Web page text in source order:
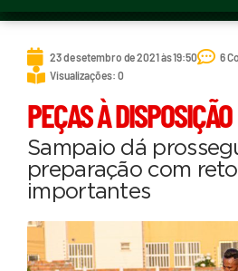
23 de setembro de 2021 às 19:50
6
Visualizações: 0
PEÇAS À DISPOSIÇÃO
Sampaio dá
preparação com
importantes